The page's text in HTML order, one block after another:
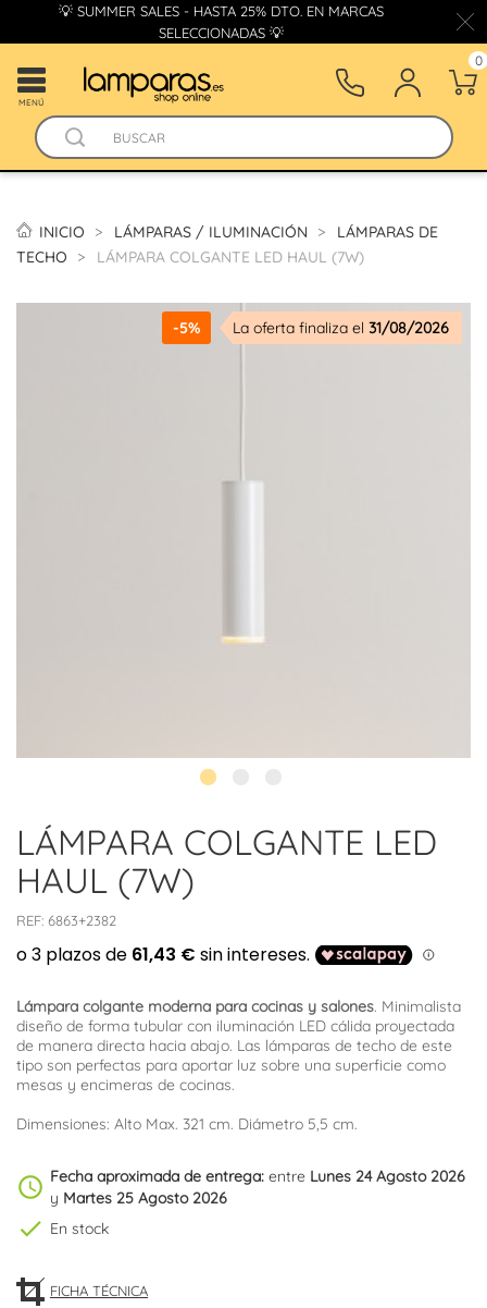
💡 SUMMER SALES - HASTA 25% DTO. EN MARCAS
SELECCIONADAS 💡
MENÚ
0
INICIO LÁMPARAS / ILUMINACIÓN
LÁMPARAS DE
TECHO
LÁMPARA COLGANTE LED HAUL (7W)
-5% La oferta finaliza el 31/08/2026
LÁMPARA COLGANTE LED
HAUL (7W)
REF: 6863+2382
Lámpara colgante moderna para cocinas y salones. Minimalista
diseño de forma tubular con iluminación LED cálida proyectada
de manera directa hacia abajo. Las lámparas de techo de este
tipo son perfectas para aportar luz sobre una superficie como
mesas y encimeras de cocinas.
Dimensiones: Alto Max. 321 cm. Diámetro 5,5 cm.
schedule Fecha aproximada de entrega: entre Lunes 24 Agosto 2026
y Martes 25 Agosto 2026
check En stock
FICHA TÉCNICA